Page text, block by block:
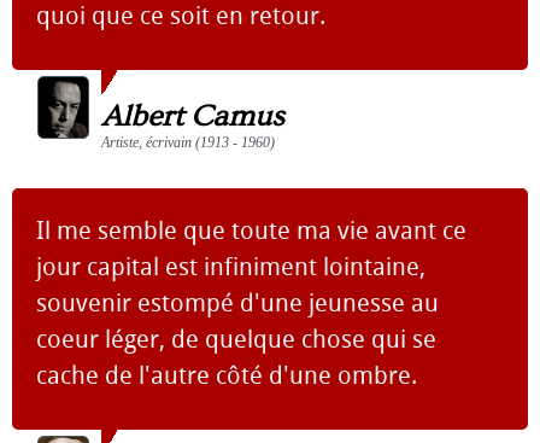
quoi que ce soit en retour.
Albert Camus
Artiste, écrivain (1913 - 1960)
Il me semble que toute ma vie avant ce
jour capital est infiniment lointaine,
souvenir estompé d'une jeunesse au
coeur léger, de quelque chose qui se
cache de l'autre côté d'une ombre.